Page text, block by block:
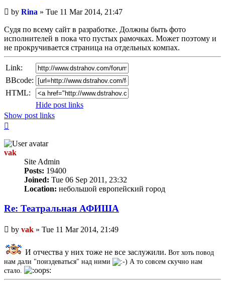
Unread
post
by Rina » Tue 11 Mar 2014, 21:47
Судя по всему сайт в разработке. Должны быть фото
исполнителей в пока что пустых рамочках. Может поэтому и
не прокручивается страница на отдельных компах.
Link:
BBcode:
HTML:
Hide post links
Show post links
vak
Site Admin
Posts: 19400
Joined: Tue 06 Sep 2011, 23:32
Location: небольшой европейский город
Re: Театральная АФИША
Unread
post
by vak » Tue 11 Mar 2014, 21:49
И отчества у них тоже не все заслужили. Вот хоть повод
нам дали "поиздеваться" над ними
А то совсем скучно нам
стало.